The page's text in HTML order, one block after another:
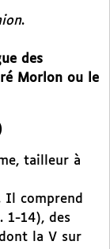
.
des
Morlon ou le
tailleur à
Il comprend
1-14), des
la V sur